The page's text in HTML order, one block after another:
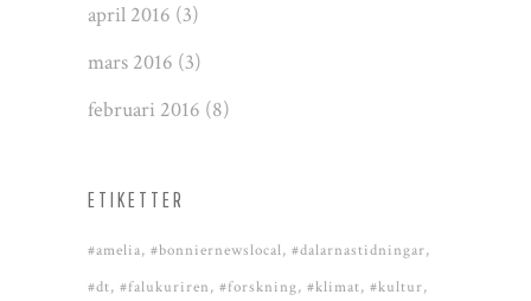
april 2016 (3)
mars 2016 (3)
februari 2016 (8)
ETIKETTER
#amelia #bonniernewslocal #dalarnastidningar
#dt #falukuriren #forskning #klimat #kultur